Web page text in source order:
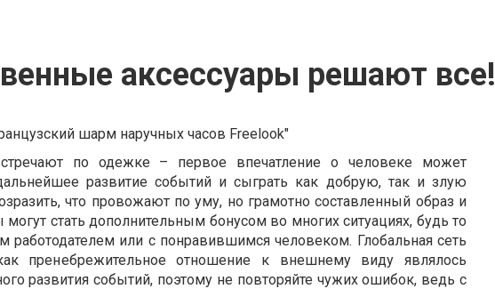
аксессуары решают все!
по одежке – первое впечатление о человеке может
развитие событий и сыграть как добрую, так и злую
что провожают по уму, но грамотно составленный образ и
могут стать дополнительным бонусом во многих ситуациях, будь то
работодателем или с понравившимся человеком. Глобальная сеть
пренебрежительное отношение к внешнему виду являлось
развития событий, поэтому не повторяйте чужих ошибок, ведь с